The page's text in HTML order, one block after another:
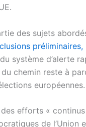
des sujets
préliminaires,
système d’alerte
chemin reste à
européennes.
efforts «
de l’Union